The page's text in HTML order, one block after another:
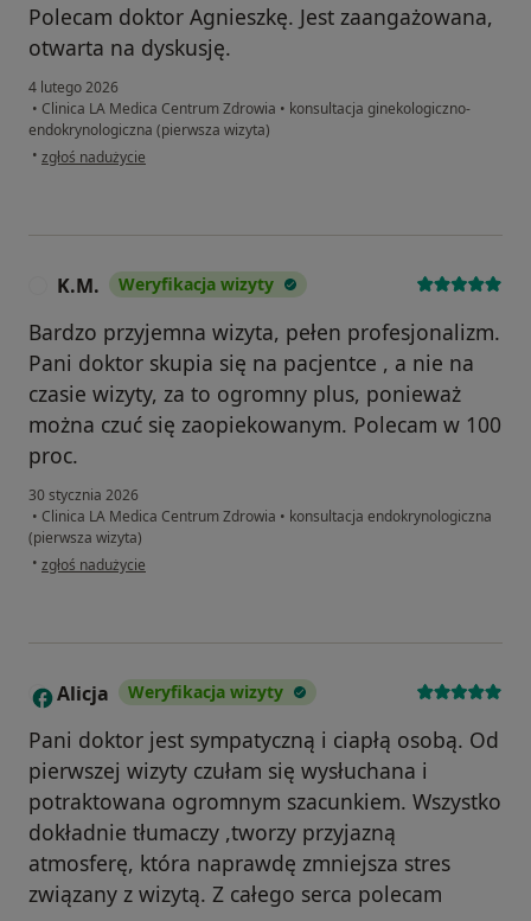
Polecam doktor Agnieszkę. Jest zaangażowana,
otwarta na dyskusję.
4 lutego 2026
• Clinica LA Medica Centrum Zdrowia • konsultacja ginekologiczno-
endokrynologiczna (pierwsza wizyta)
• w opinii użytkownika Dominika
zgłoś nadużycie
K.M. Weryfikacja wizyty
Bardzo przyjemna wizyta, pełen profesjonalizm.
Pani doktor skupia się na pacjentce , a nie na
czasie wizyty, za to ogromny plus, ponieważ
można czuć się zaopiekowanym. Polecam w 100
proc.
30 stycznia 2026
• Clinica LA Medica Centrum Zdrowia • konsultacja endokrynologiczna
(pierwsza wizyta)
• w opinii użytkownika K.M.
zgłoś nadużycie
A Alicja Weryfikacja wizyty
Pani doktor jest sympatyczną i ciapłą osobą. Od
pierwszej wizyty czułam się wysłuchana i
potraktowana ogromnym szacunkiem. Wszystko
dokładnie tłumaczy ,tworzy przyjazną
atmosferę, która naprawdę zmniejsza stres
związany z wizytą. Z całego serca polecam